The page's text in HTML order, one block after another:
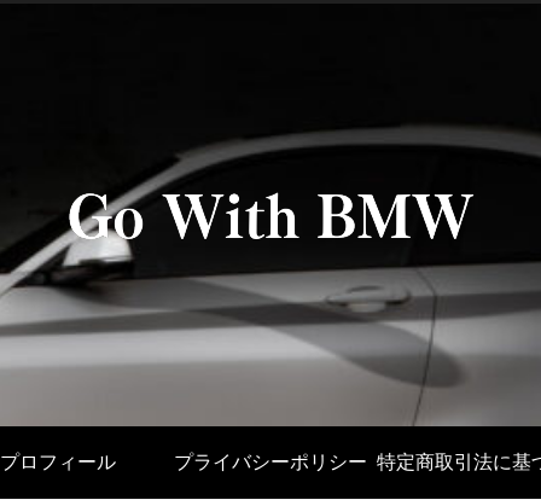
プロフィール プライバシーポリシー